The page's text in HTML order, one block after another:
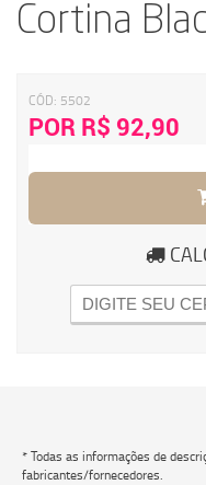
Cortina
CÓD: 5502
POR R$ 92,90
* Todas as informações de
fabricantes/fornecedores.